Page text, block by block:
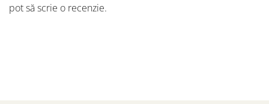
pot să scrie o recenzie.